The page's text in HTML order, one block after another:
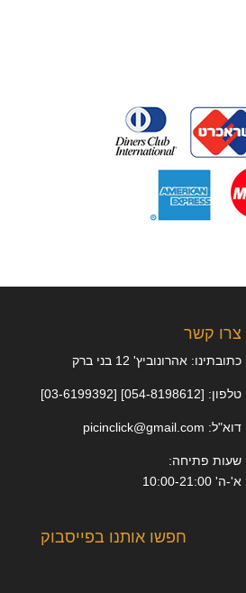
צרו קשר
כתובתינו: אהרונוביץ' 12 בני ברק
טלפון: [054-8198612] [03-6199392]
דוא"ל: picinclick@gmail.com
שעות פתיחה:
א'-ה' 10:00-21:00
חפשו אותנו בפייסבוק